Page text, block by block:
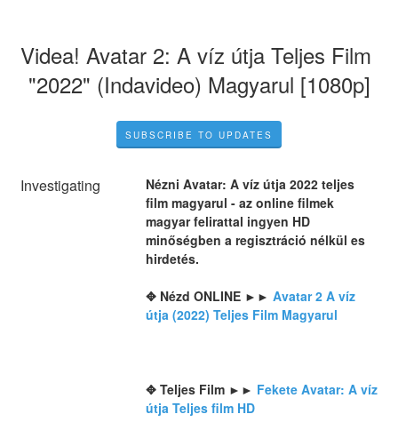
Videa! Avatar 2: A víz útja Teljes Film
"2022" (Indavideo) Magyarul [1080p]
SUBSCRIBE TO UPDATES
Investigating
Nézni Avatar: A víz útja 2022 teljes
film magyarul - az online filmek
magyar felirattal ingyen HD
minőségben a regisztráció nélkül es
hirdetés.
✥ Nézd ONLINE ►► Avatar 2 A víz
útja (2022) Teljes Film Magyarul
✥ Teljes Film ►► Fekete Avatar: A víz
útja Teljes film HD